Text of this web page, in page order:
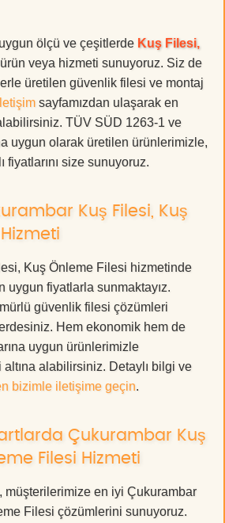
ölçü ve çeşitlerde Kuş Filesi,
ürün veya hizmeti sunuyoruz. Siz de
üretilen güvenlik filesi ve montaj
sayfamızdan ulaşarak en
TÜV SÜD 1263-1 ve
uygun olarak üretilen ürünlerimizle,
fiyatlarını size sunuyoruz.
Kuş Filesi, Kuş
Kuş Önleme Filesi hizmetinde
uygun fiyatlarla sunmaktayız.
güvenlik filesi çözümleri
Hem ekonomik hem de
uygun ürünlerimizle
alabilirsiniz. Detaylı bilgi ve
bizimle iletişime geçin.
Çukurambar Kuş
Filesi Hizmeti
müşterilerimize en iyi Çukurambar
Filesi çözümlerini sunuyoruz.